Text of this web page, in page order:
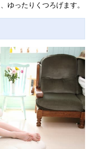
、ゆったりくつろげます。